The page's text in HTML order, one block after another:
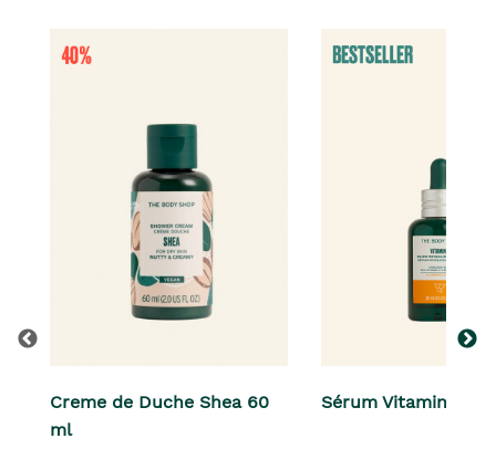
Creme de Duche Shea 60
ml
Sérum Vitamin C